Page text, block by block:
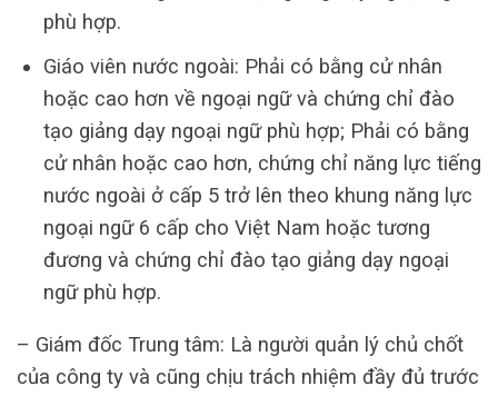
phù hợp.
Giáo viên nước ngoài: Phải có bằng cử nhân
hoặc cao hơn về ngoại ngữ và chứng chỉ đào
tạo giảng dạy ngoại ngữ phù hợp; Phải có bằng
cử nhân hoặc cao hơn, chứng chỉ năng lực tiếng
nước ngoài ở cấp 5 trở lên theo khung năng lực
ngoại ngữ 6 cấp cho Việt Nam hoặc tương
đương và chứng chỉ đào tạo giảng dạy ngoại
ngữ phù hợp.
– Giám đốc Trung tâm: Là người quản lý chủ chốt
của công ty và cũng chịu trách nhiệm đầy đủ trước